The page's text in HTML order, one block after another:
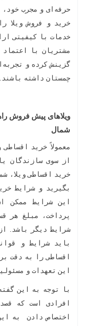
حرفه‌ای و مجرب خود،
خرید و فروش ویلا
خدمات با کیفیتی
مشتریان با
گزینش کرده و
چمستان داشته باشند.
ویلاهای پیش فروش
شمال
معمولاً خرید
از سوی سازندگان
خرید اقساطی ویلا،
بگیرید و شرایط
این شرایط ممکن
پرداخت، مبلغ هر
شرایط دیگر باشد.
باید شرایط و
اقساطی را به دقت
این تعهدات و
با توجه به این
افرادی است که
اختصاص دادن به